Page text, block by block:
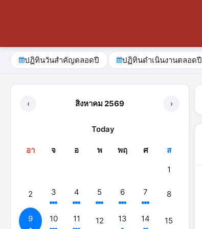
ปฏิทินวันสำคัญตลอดปี ปฏิทินดำเนินงานตลอดปี
‹ สิงหาคม 2569 ›
Today
อา จ อ พ พฤ ศ
ส
1
2 3 4 5 6 7 8
9 10 11 12 13 14 15